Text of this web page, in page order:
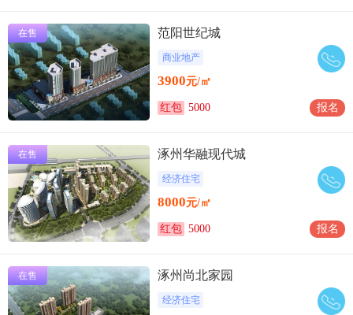
在售 范阳世纪城
商业地产
3900元/㎡
红包 5000 报名
在售 涿州华融现代城
经济住宅
8000元/㎡
红包 5000 报名
在售 涿州尚北家园
经济住宅